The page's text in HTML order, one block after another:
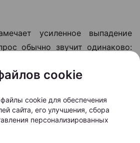
усиленное выпадение
обычно звучит одинаково:
волос чаще
дефицитными
cookie
cookie для обеспечения
сайта, его улучшения, сбора
персонализированных